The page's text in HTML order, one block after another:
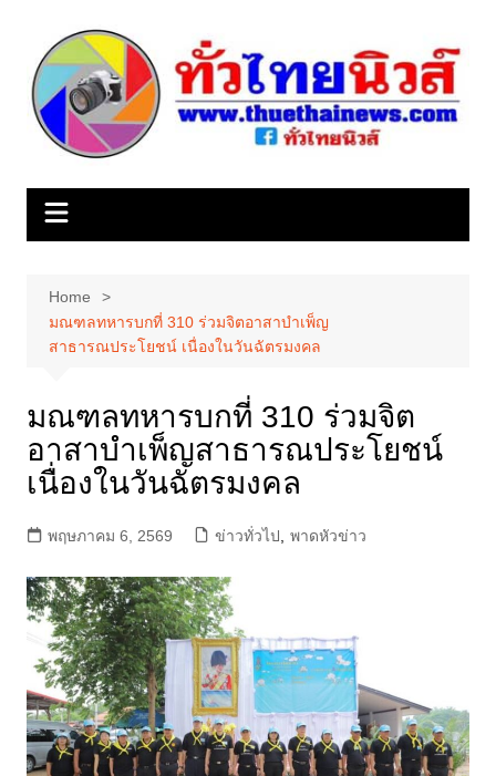
content
Home
มณฑลทหารบกที่ 310 ร่วมจิตอาสาบำเพ็ญ
สาธารณประโยชน์ เนื่องในวันฉัตรมงคล
มณฑลทหารบกที่ 310 ร่วมจิต
อาสาบำเพ็ญสาธารณประโยชน์
เนื่องในวันฉัตรมงคล
พฤษภาคม 6, 2569 ข่าวทั่วไป พาดหัวข่าว